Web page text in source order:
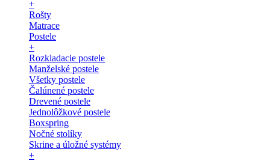
+
Rošty
Matrace
Postele
+
Rozkladacie postele
Manželské postele
Všetky postele
Čalúnené postele
Drevené postele
Jednolôžkové postele
Boxspring
Nočné stolíky
Skrine a úložné systémy
+